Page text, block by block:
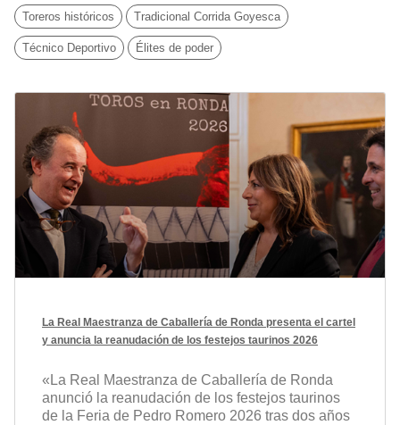
Toreros históricos Tradicional Corrida Goyesca
Técnico Deportivo Élites de poder
La Real Maestranza de Caballería de Ronda presenta el cartel
y anuncia la reanudación de los festejos taurinos 2026
«La Real Maestranza de Caballería de Ronda
anunció la reanudación de los festejos taurinos
de la Feria de Pedro Romero 2026 tras dos años